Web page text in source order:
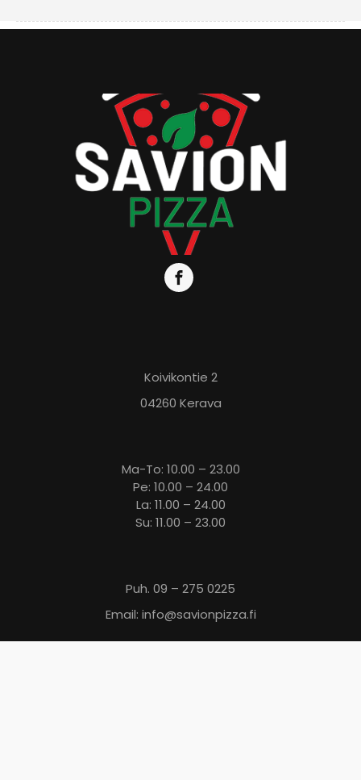
Koivikontie 2
04260 Kerava
Ma-To: 10.00 – 23.00
Pe: 10.00 – 24.00
La: 11.00 – 24.00
Su: 11.00 – 23.00
Puh. 09 – 275 0225
Email: info@savionpizza.fi